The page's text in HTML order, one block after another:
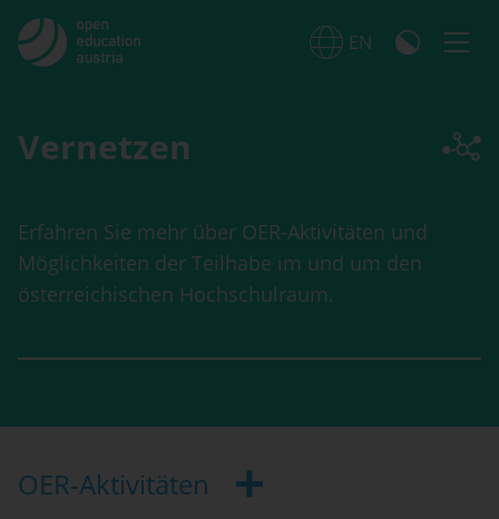
Springe zum Seiteninhalt
EN
English Kontrast
Vernetzen
Erfahren Sie mehr über OER-Aktivitäten und
Möglichkeiten der Teilhabe im und um den
österreichischen Hochschulraum.
OER-Aktivitäten